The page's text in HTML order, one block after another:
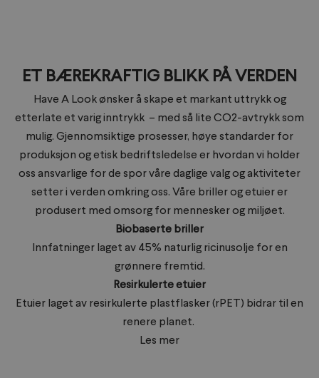
ET BÆREKRAFTIG BLIKK PÅ VERDEN
Have A Look ønsker å skape et markant uttrykk og
etterlate et varig inntrykk – med så lite CO2-avtrykk som
mulig. Gjennomsiktige prosesser, høye standarder for
produksjon og etisk bedriftsledelse er hvordan vi holder
oss ansvarlige for de spor våre daglige valg og aktiviteter
setter i verden omkring oss. Våre briller og etuier er
produsert med omsorg for mennesker og miljøet.
Biobaserte briller
Innfatninger laget av 45% naturlig ricinusolje for en
grønnere fremtid.
Resirkulerte etuier
Etuier laget av resirkulerte plastflasker (rPET) bidrar til en
renere planet.
Les mer